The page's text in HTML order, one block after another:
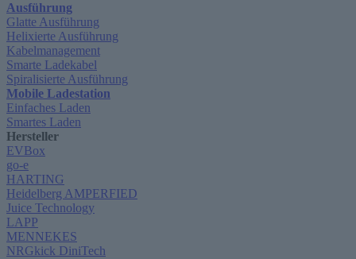
Ausführung
Glatte Ausführung
Helixierte Ausführung
Kabelmanagement
Smarte Ladekabel
Spiralisierte Ausführung
Mobile Ladestation
Einfaches Laden
Smartes Laden
Hersteller
EVBox
go-e
HARTING
Heidelberg AMPERFIED
Juice Technology
LAPP
MENNEKES
NRGkick DiniTech